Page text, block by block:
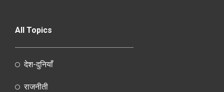
All Topics
देश-दुनियाँ
राजनीती